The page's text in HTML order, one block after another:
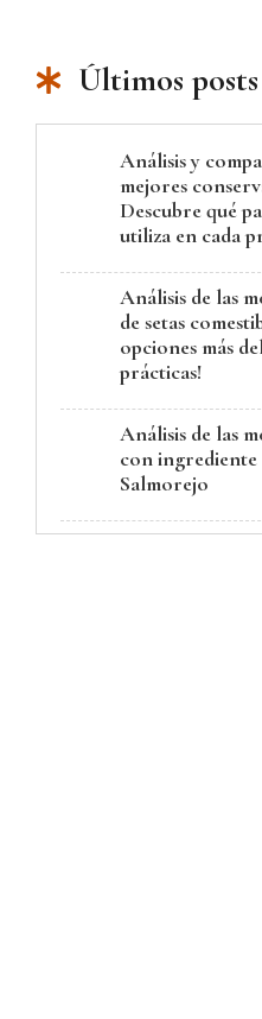
Últimos posts
Análisis y
mejores
Descubre qué
utiliza en cada
Análisis de las
de setas
opciones más
prácticas!
Análisis de las
con ingrediente
Salmorejo